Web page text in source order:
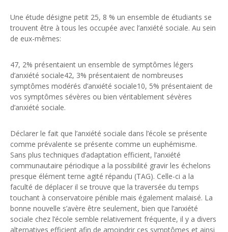
Une étude désigne petit 25, 8 % un ensemble de étudiants se
trouvent être à tous les occupée avec l’anxiété sociale. Au sein
de eux-mêmes:
47, 2% présentaient un ensemble de symptômes légers
d’anxiété sociale42, 3% présentaient de nombreuses
symptômes modérés d’anxiété sociale10, 5% présentaient de
vos symptômes sévères ou bien véritablement sévères
d’anxiété sociale.
Déclarer le fait que l’anxiété sociale dans l’école se présente
comme prévalente se présente comme un euphémisme.
Sans plus techniques d’adaptation efficient, l’anxiété
communautaire périodique a la possibilité gravir les échelons
presque élément terne agité répandu (TAG). Celle-ci a la
faculté de déplacer il se trouve que la traversée du temps
touchant à conservatoire pénible mais également malaisé. La
bonne nouvelle s’avère être seulement, bien que l’anxiété
sociale chez l’école semble relativement fréquente, il y a divers
alternatives efficient afin de amoindrir ces symptômes et ainsi